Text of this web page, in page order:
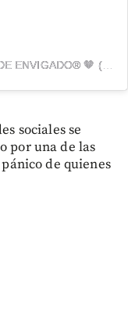
Una publicación compartida por GENTE DE ENVIGADO® 🧡 (@genteenvigado)
sociales se
por una de las
de quienes